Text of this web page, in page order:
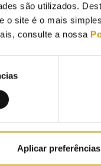
são utilizados.
o site é o mais
consulte a nossa
Aplicar preferências
sua actual realidade
foram analisadas as
nesse
impacto das mesmas
e Ibérica de
Energética na
mercado spot e a prazo
Derivatives Market",